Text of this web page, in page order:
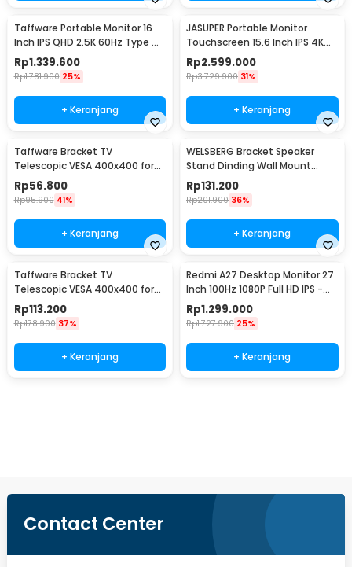
Taffware Portable Monitor 16
Inch IPS QHD 2.5K 60Hz Type C
Mini HDMI - 1600XTS
Rp1.339.600
Rp1.781.900 25%
+ Keranjang
JASUPER Portable Monitor
Touchscreen 15.6 Inch IPS 4K
60Hz Type C - XW-660
Rp2.599.000
Rp3.729.900 31%
+ Keranjang
Taffware Bracket TV
Telescopic VESA 400x400 for
14-55 Inch TV - HDL-117B-2
Rp56.800
Rp95.900 41%
+ Keranjang
WELSBERG Bracket Speaker
Stand Dinding Wall Mount
Telescopic 2 PCS - SPS-501
Rp131.200
Rp201.900 36%
+ Keranjang
Taffware Bracket TV
Telescopic VESA 400x400 for
32-65 Inch TV - P4
Rp113.200
Rp178.900 37%
+ Keranjang
Redmi A27 Desktop Monitor 27
Inch 100Hz 1080P Full HD IPS -
A27
Rp1.299.000
Rp1.727.900 25%
+ Keranjang
Contact Center